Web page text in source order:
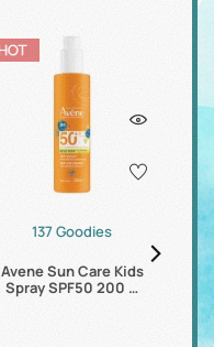
137 Goodies
Avene Sun Care Kids
Spray SPF50 200 …